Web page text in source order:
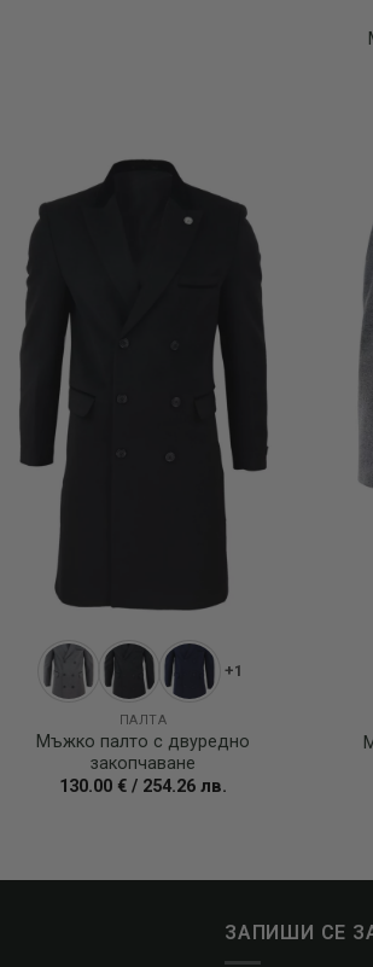
Add to
wishlist
+1
ПАЛТА
Мъжко палто с двуредно
закопчаване
130.00 € / 254.26 лв.
ЗАПИШИ СЕ